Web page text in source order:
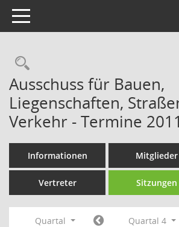
Toggle navigation
Rechercheauswahl
Ausschuss für Bauen,
Liegenschaften,
Verkehr - Termine 2011
Informationen Mitglieder
Vertreter Sitzungen
Quartal Quartal 4